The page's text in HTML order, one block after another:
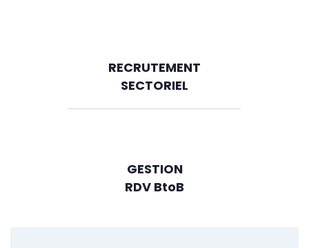
RECRUTEMENT
SECTORIEL
GESTION
RDV BtoB